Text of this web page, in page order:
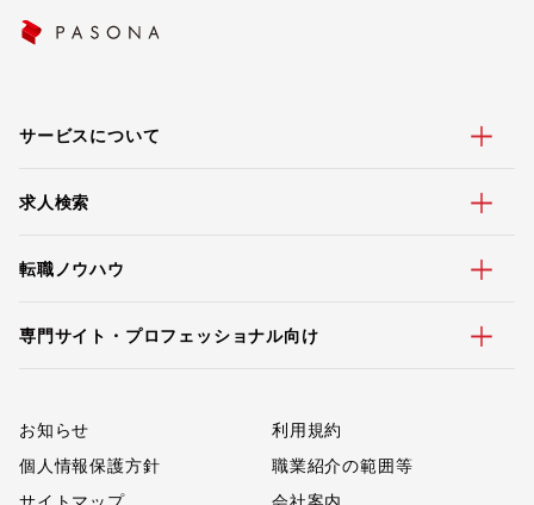
サービスについて
求人検索
転職ノウハウ
専門サイト・プロフェッショナル向け
お知らせ
利用規約
個人情報保護方針
職業紹介の範囲等